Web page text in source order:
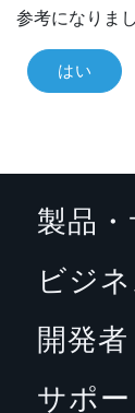
参考になりま
はい
製品・
ビジネ
開発者
サポー